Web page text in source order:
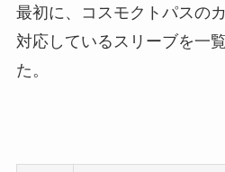
最初に、コスモクトパスの
対応しているスリーブを一
た。